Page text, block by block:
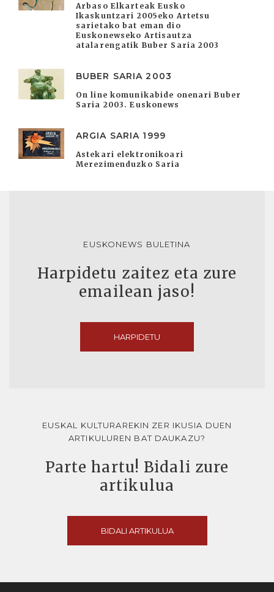
Arbaso Elkarteak Eusko
Ikaskuntzari 2005eko Artetsu
sarietako bat eman dio
Euskonewseko Artisautza
atalarengatik Buber Saria 2003
BUBER SARIA 2003
On line komunikabide onenari Buber
Saria 2003. Euskonews
ARGIA SARIA 1999
Astekari elektronikoari
Merezimenduzko Saria
EUSKONEWS BULETINA
Harpidetu zaitez eta zure
emailean jaso!
HARPIDETU
EUSKAL KULTURAREKIN ZER IKUSIA DUEN
ARTIKULUREN BAT DAUKAZU?
Parte hartu! Bidali zure
artikulua
BIDALI ARTIKULUA